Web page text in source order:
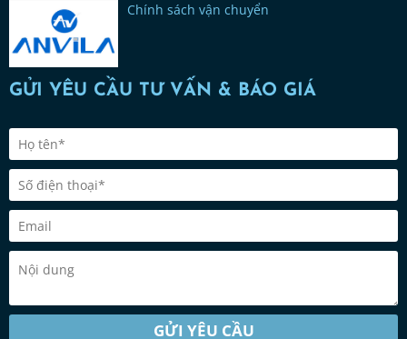
Chính sách vận chuyển
GỬI YÊU CẦU TƯ VẤN & BÁO GIÁ
GỬI YÊU CẦU